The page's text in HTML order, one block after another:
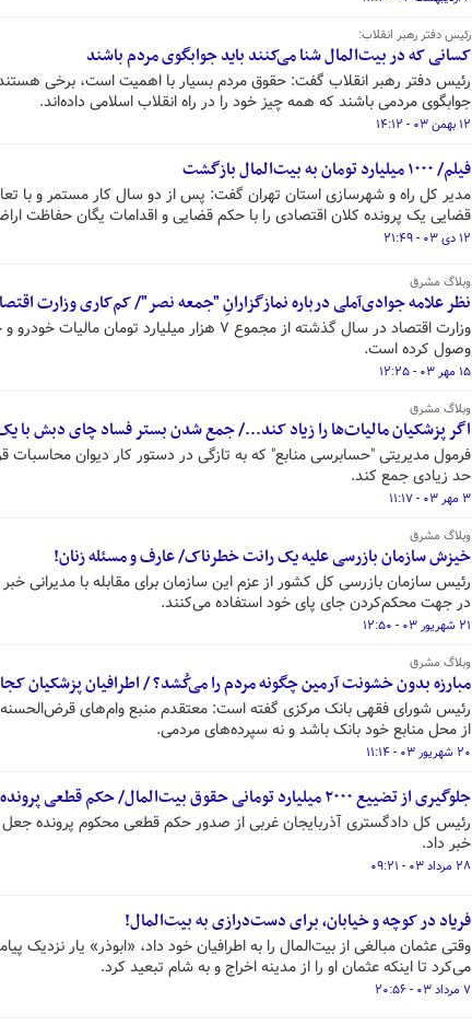
رئیس دفتر رهبر انقلاب:
کسانی که در بیت‌المال شنا می‌کنند باید جوابگوی مردم باشند
رئیس دفتر رهبر انقلاب گفت: حقوق مردم بسیار با اهمیت است، برخی هستند
جوابگوی مردمی باشند که همه چیز خود را در راه انقلاب اسلامی داده‌اند.
۱۲ بهمن ۰۳ - ۱۴:۱۲
فیلم/ ۱۰۰۰ میلیارد تومان به بیت‌المال بازگشت
مدیر کل راه و شهرسازی استان تهران گفت: پس از دو سال کار مستمر و با
قضایی یک پرونده کلان اقتصادی را با حکم قضایی و اقدامات یگان حفاظت
۱۲ دی ۰۳ - ۲۱:۴۹
وبلاگ مشرق
نظر علامه جوادی‌آملی درباره نمازگزارانِ "جمعه نصر"/ کم‌کاری وزارت
وصول کرده است.
۱۵ مهر ۰۳ - ۱۲:۲۵
وبلاگ مشرق
اگر پزشکیان مالیات‌ها را زیاد کند.../ جمع شدن بستر فساد چای دبش با
فرمول مدیریتی "حسابرسی منابع" که به تازگی در دستور کار دیوان محاسبات
حد زیادی جمع کند.
۳ مهر ۰۳ - ۱۱:۱۷
وبلاگ مشرق
خیزش سازمان بازرسی علیه یک رانت خطرناک/ عارف و مسئله زنان!
رئیس سازمان بازرسی کل کشور از عزم این سازمان برای مقابله با مدیرانی خبر
در جهت محکم‌کردن جای پای خود استفاده می‌کنند.
۲۱ شهریور ۰۳ - ۱۲:۵۰
وبلاگ مشرق
مبارزه بدون خشونت آرمین چگونه مردم را می‌کُشد؟ / اطرافیان پزشکیان
رئیس شورای فقهی بانک مرکزی گفته است: معتقدم منبع وام‌های قرض‌الحسنه
از محل منابع خود بانک باشد و نه سپرده‌های مردمی.
۲۰ شهریور ۰۳ - ۱۱:۱۴
جلوگیری از تضییع ۲۰۰۰ میلیارد تومانی حقوق بیت‌المال/ حکم قطعی پرونده صادر شد
خبر داد.
۲۸ مرداد ۰۳ - ۰۹:۲۱
فریاد در کوچه و خیابان، برای دست‌درازی به بیت‌المال!
وقتی عثمان مبالغی از بیت‌المال را به اطرافیان خود داد، «ابوذر» یار نزدیک
می‌کرد تا اینکه عثمان او را از مدینه اخراج و به شام تبعید کرد.
۷ مرداد ۰۳ - ۲۰:۵۶